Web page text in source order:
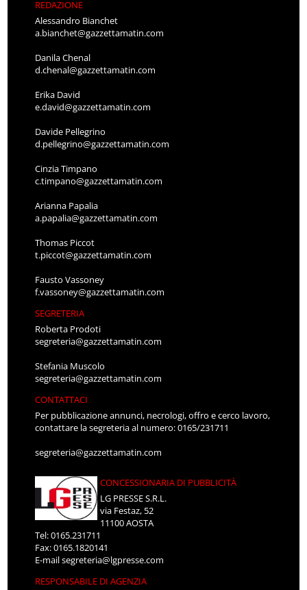
REDAZIONE
Alessandro Bianchet
a.bianchet@gazzettamatin.com
Danila Chenal
d.chenal@gazzettamatin.com
Erika David
e.david@gazzettamatin.com
Davide Pellegrino
d.pellegrino@gazzettamatin.com
Cinzia Timpano
c.timpano@gazzettamatin.com
Arianna Papalia
a.papalia@gazzettamatin.com
Thomas Piccot
t.piccot@gazzettamatin.com
Fausto Vassoney
f.vassoney@gazzettamatin.com
SEGRETERIA
Roberta Prodoti
segreteria@gazzettamatin.com
Stefania Muscolo
segreteria@gazzettamatin.com
CONTATTACI
Per pubblicazione annunci, necrologi, offro e cerco lavoro,
contattare la segreteria al numero: 0165/231711
segreteria@gazzettamatin.com
CONCESSIONARIA DI PUBBLICITÀ
LG PRESSE S.R.L.
via Festaz, 52
11100 AOSTA
Tel: 0165.231711
Fax: 0165.1820141
E-mailsegreteria@lgpresse.com
RESPONSABILE DI AGENZIA